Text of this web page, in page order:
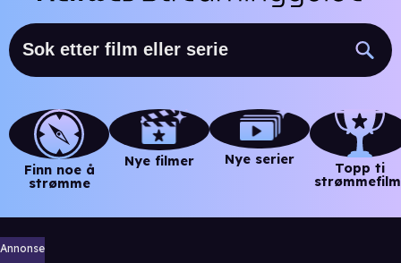
Finn noe å
strømme
Nye filmer Nye serier
Topp ti
Annonse